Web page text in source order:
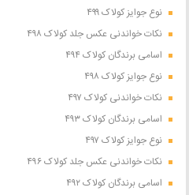
نوع جوایز کولاک ۴۹۹
نکات خواندنی عکس جلد کولاک ۴۹۸
اسامی برندگان کولاک ۴۹۴
نوع جوایز کولاک ۴۹۸
نکات خواندنی کولاک ۴۹۷
اسامی برندگان کولاک ۴۹۳
نوع جوایز کولاک ۴۹۷
نکات خواندنی عکس جلد کولاک ۴۹۶
اسامی برندگان کولاک ۴۹۲